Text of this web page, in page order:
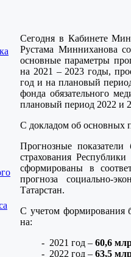
Сегодня в Кабинете
Рустама Минниханова
основные параметры
на 2021 – 2023 годы,
год и на плановый
фонда обязательного
плановый период 2022 и
С докладом об основных
Прогнозные показатели
страхования
сформированы в
прогноза социально-
Татарстан.
С учетом формирования
на:
2021 год – 60,6
2022 год – 63,5